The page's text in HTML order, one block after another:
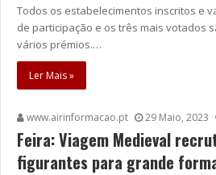
Todos os estabelecimentos inscritos e
de participação e os três mais votados
vários prémios.…
Ler Mais »
www.airinformacao.pt 29 Maio, 2023
Feira: Viagem Medieval
figurantes para grande